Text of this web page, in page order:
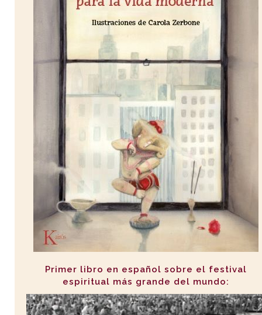
Primer libro en español sobre el festival
espiritual más grande del mundo: